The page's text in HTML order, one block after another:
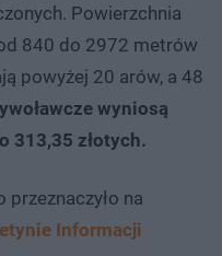
Powierzchnia
840 do 2972 metrów
powyżej 20 arów, a 48
wyniosą
313,35 złotych.
przeznaczyło na
Informacji